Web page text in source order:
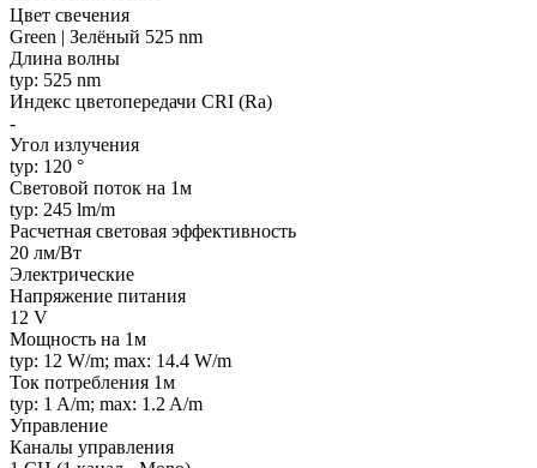
Цвет свечения
Green | Зелёный 525 nm
Длина волны
typ: 525 nm
Индекс цветопередачи CRI (Ra)
-
Угол излучения
typ: 120 °
Световой поток на 1м
typ: 245 lm/m
Расчетная световая эффективность
20 лм/Вт
Электрические
Напряжение питания
12 V
Мощность на 1м
typ: 12 W/m; max: 14.4 W/m
Ток потребления 1м
typ: 1 A/m; max: 1.2 A/m
Управление
Каналы управления